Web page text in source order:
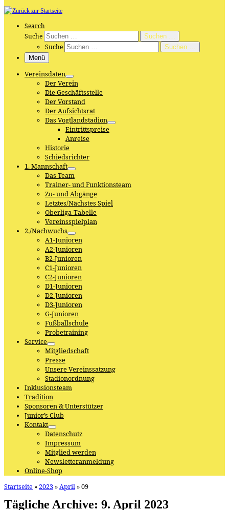
Search
Suche
Suchen …
Suche
Suchen …
Menü
Vereinsdaten
Der Verein
Die Geschäftsstelle
Der Vorstand
Der Aufsichtsrat
Das Vogtlandstadion
Eintrittspreise
Anreise
Historie
Schiedsrichter
1. Mannschaft
Das Team
Trainer- und Funktionsteam
Zu- und Abgänge
Letztes/Nächstes Spiel
Oberliga-Tabelle
Vereinsspielplan
2./Nachwuchs
A1-Junioren
A2-Junioren
B2-Junioren
C1-Junioren
C2-Junioren
D1-Junioren
D2-Junioren
D3-Junioren
G-Junioren
Fußballschule
Probetraining
Service
Mitgliedschaft
Presse
Unsere Vereinssatzung
Stadionordnung
Inklusionsteam
Tradition
Sponsoren & Unterstützer
Junior’s Club
Kontakt
Datenschutz
Impressum
Mitglied werden
Newsletteranmeldung
Online-Shop
Startseite »2023 »April »09
Tägliche Archive: 9. April 2023